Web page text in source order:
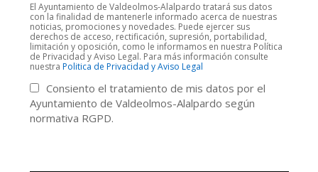
El Ayuntamiento de Valdeolmos-Alalpardo tratará sus datos
con la finalidad de mantenerle informado acerca de nuestras
noticias, promociones y novedades. Puede ejercer sus
derechos de acceso, rectificación, supresión, portabilidad,
limitación y oposición, como le informamos en nuestra Política
de Privacidad y Aviso Legal. Para más información consulte
nuestra Politica de Privacidad y Aviso Legal
Consiento el tratamiento de mis datos por el
Ayuntamiento de Valdeolmos-Alalpardo según
normativa RGPD.